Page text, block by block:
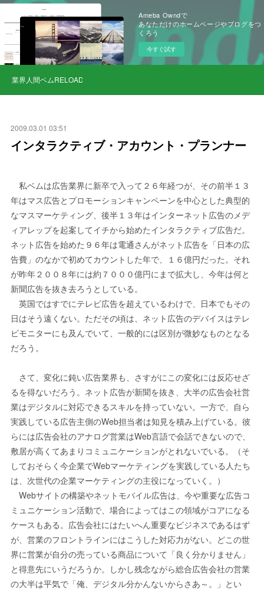
Ameba Owndで
あなただけのホームページやブログをつ
くろう
今すぐ試す
業界人間ベムRELOAD
2009.03.01 03:51
インタラクティブ・アカウント・プランナー
私ベムは広告業界に新卒で入って２６年経つが、その前半１３
年はマス広告とプロモーションキャンペーンを中心とした典型的
なマスマーケティング、後半１３年はインターネット広告のメデ
ィアレップを起案してイチから始めたインタラクティブ広告だ。
ネット広告を始めた９６年は電通さんがネット広告を「日本の広
告費」のなかで初めてカウントした年で、１６億円だった。それ
が昨年２００８年には約７０００億円にまで拡大し、今年は何と
新聞広告を抜き去ろうとしている。
英国ではすでにテレビ広告を超えているわけで、日本でもその
日はそう遠くない。ただその頃は、ネット広告のデバイスはテレ
ビモニターにも及んでいて、一般的には区別が微妙なものとなる
だろう。
さて、変化に鈍い広告業界も、さすがにこの変化には反応せざ
るを得ないだろう。ネット広告が新聞を抜き、大半の広告会社営
業はデジタルに対応できるスキルを持っていない。一方で、自ら
実践している広告主側のWeb担当者は知見を積み上げている。彼
らには広告会社のアナログ営業はWeb言語で会話できないので、
敷居が高くてあまりコミュニケーションがとれないでいる。（そ
しておそらく今企業でWebマーケティングを実践している人たち
は、次世代の企業マーケティングの主役になっていく。）
Webサイトの構築やネットモバイル広告は、今や重要な広告コ
ミュニケーション活動で、場合によってはこの領域がコアになる
ケースもある。広告会社にはたいへん重要なビジネスであるはず
が、営業のフロントラインにはこうした対応力がない。どこの世
界に営業が自分の売っている商品について「良く分かりません」
と得意先にいうだろうか。しかし残念ながら総合広告会社の営業
の大半は平気で「俺、デジタル分かんないからさあ～。」とい